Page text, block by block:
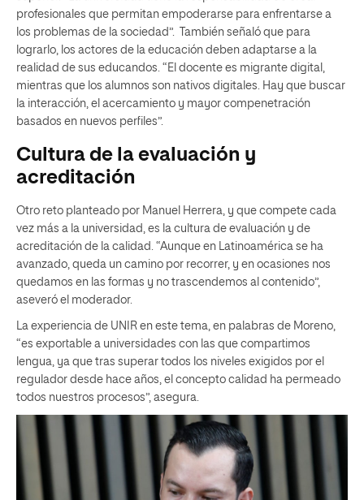
profesionales que permitan empoderarse para enfrentarse a
los problemas de la sociedad”. También señaló que para
lograrlo, los actores de la educación deben adaptarse a la
realidad de sus educandos. “El docente es migrante digital,
mientras que los alumnos son nativos digitales. Hay que buscar
la interacción, el acercamiento y mayor compenetración
basados en nuevos perfiles”.
Cultura de la evaluación y
acreditación
Otro reto planteado por Manuel Herrera, y que compete cada
vez más a la universidad, es la cultura de evaluación y de
acreditación de la calidad. “Aunque en Latinoamérica se ha
avanzado, queda un camino por recorrer, y en ocasiones nos
quedamos en las formas y no trascendemos al contenido”,
aseveró el moderador.
La experiencia de UNIR en este tema, en palabras de Moreno,
“es exportable a universidades con las que compartimos
lengua, ya que tras superar todos los niveles exigidos por el
regulador desde hace años, el concepto calidad ha permeado
todos nuestros procesos”, asegura.